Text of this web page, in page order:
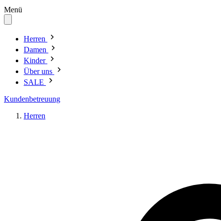
Menü
Herren
Damen
Kinder
Über uns
SALE
Kundenbetreuung
Herren